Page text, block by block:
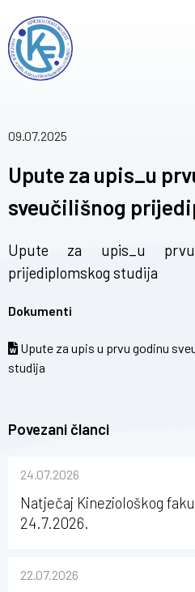
09.07.2025
Upute za upis_u
sveučilišnog
Upute za upis_u prvu
prijediplomskog studija
Dokumenti
Upute za upis u prvu godinu
studija
Povezani članci
24.07.2026
Natječaj Kineziološkog
24.7.2026.
22.07.2026